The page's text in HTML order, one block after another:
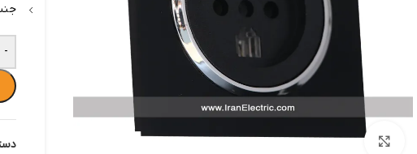
بزرگنمایی تصویر
-